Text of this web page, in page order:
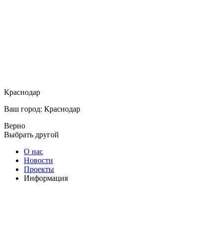
Краснодар
Ваш город: Краснодар
Верно
Выбрать другой
О нас
Новости
Проекты
Информация